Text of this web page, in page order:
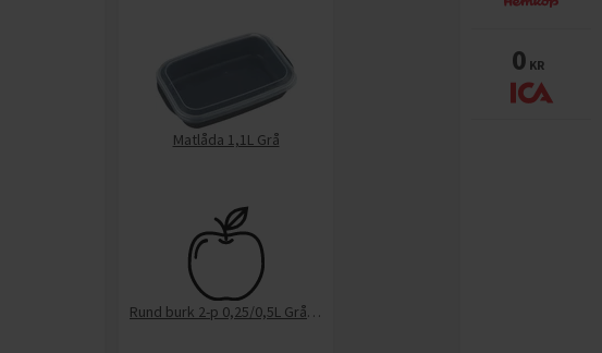
Matlåda 1,1L Grå
Rund burk 2-p 0,25/0,5L Grå FF
0 KR